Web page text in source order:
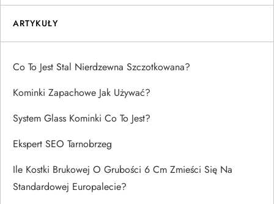
ARTYKUŁY
Co To Jest Stal Nierdzewna Szczotkowana?
Kominki Zapachowe Jak Używać?
System Glass Kominki Co To Jest?
Ekspert SEO Tarnobrzeg
Ile Kostki Brukowej O Grubości 6 Cm Zmieści Się Na
Standardowej Europalecie?